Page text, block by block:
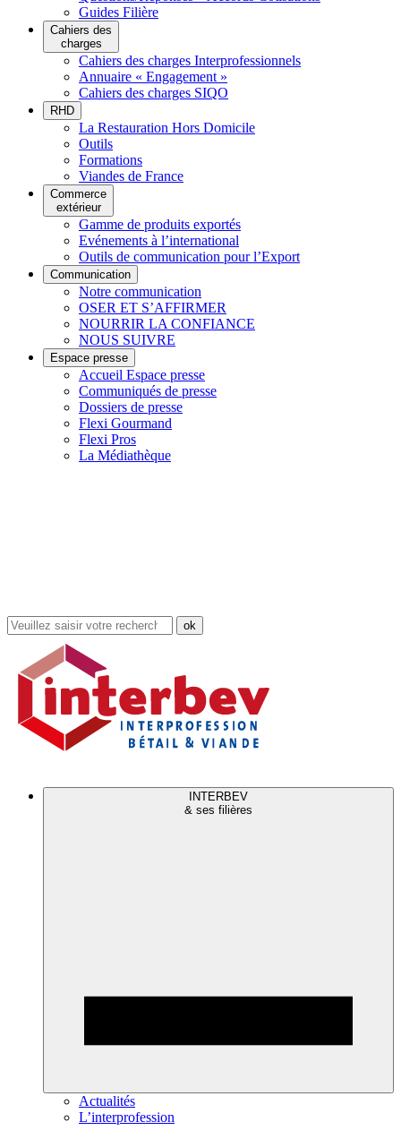
Guides Filière
Cahiers des
charges
Cahiers des charges Interprofessionnels
Annuaire « Engagement »
Cahiers des charges SIQO
RHD
La Restauration Hors Domicile
Outils
Formations
Viandes de France
Commerce
extérieur
Gamme de produits exportés
Evénements à l’international
Outils de communication pour l’Export
Communication
Notre communication
OSER ET S’AFFIRMER
NOURRIR LA CONFIANCE
NOUS SUIVRE
Espace presse
Accueil Espace presse
Communiqués de presse
Dossiers de presse
Flexi Gourmand
Flexi Pros
La Médiathèque
Rechercher
dans
site
INTERBEV
& ses filières
Actualités
L’interprofession